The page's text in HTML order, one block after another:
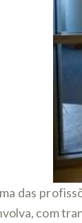
das
com